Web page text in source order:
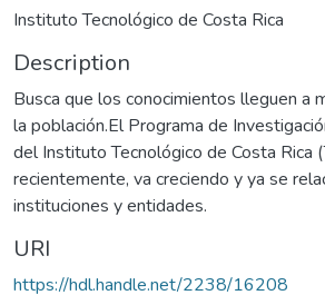
Instituto Tecnológico de Costa Rica
Description
Busca que los conocimientos lleguen a
la población.El Programa de
del Instituto Tecnológico de Costa Rica
recientemente, va creciendo y ya se
instituciones y entidades.
URI
https://hdl.handle.net/2238/16208